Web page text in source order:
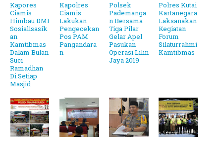
Kapores
Ciamis
Himbau DMI
Sosialisasik
an
Kamtibmas
Dalam Bulan
Suci
Ramadhan
Di Setiap
Masjid
Kapolres
Ciamis
Lakukan
Pengecekan
Pos PAM
Pangandara
n
Polsek
Pademanga
n Bersama
Tiga Pilar
Gelar Apel
Pasukan
Operasi Lilin
Jaya 2019
Polres Kutai
Kartanegara
Laksanakan
Kegiatan
Forum
Silaturrahmi
Kamtibmas